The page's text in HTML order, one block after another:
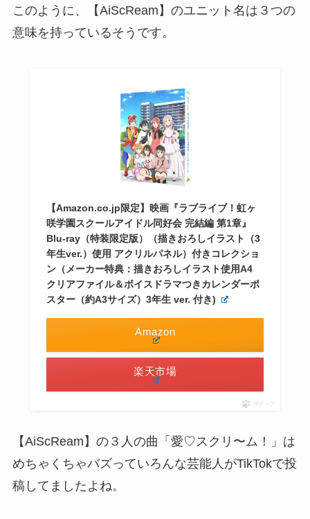
このように、【AiScReam】のユニット名は３つの
意味を持っているそうです。
【Amazon.co.jp限定】映画『ラブライブ！虹ヶ
咲学園スクールアイドル同好会 完結編 第1章』
Blu-ray（特装限定版）（描きおろしイラスト（3
年生ver.）使用 アクリルパネル）付きコレクショ
ン（メーカー特典：描きおろしイラスト使用A4
クリアファイル＆ボイスドラマつきカレンダーポ
スター（約A3サイズ）3年生 ver. 付き)
Amazon
楽天市場
ポチップ
【AiScReam】の３人の曲「愛♡スクリ〜ム！」は
めちゃくちゃバズっていろんな芸能人がTikTokで投
稿してましたよね。